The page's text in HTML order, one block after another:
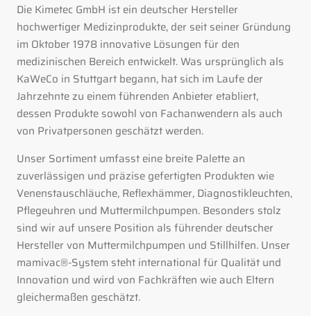
Die Kimetec GmbH ist ein deutscher Hersteller
hochwertiger Medizinprodukte, der seit seiner Gründung
im Oktober 1978 innovative Lösungen für den
medizinischen Bereich entwickelt. Was ursprünglich als
KaWeCo in Stuttgart begann, hat sich im Laufe der
Jahrzehnte zu einem führenden Anbieter etabliert,
dessen Produkte sowohl von Fachanwendern als auch
von Privatpersonen geschätzt werden.
Unser Sortiment umfasst eine breite Palette an
zuverlässigen und präzise gefertigten Produkten wie
Venenstauschläuche, Reflexhämmer, Diagnostikleuchten,
Pflegeuhren und Muttermilchpumpen. Besonders stolz
sind wir auf unsere Position als führender deutscher
Hersteller von Muttermilchpumpen und Stillhilfen. Unser
mamivac®-System steht international für Qualität und
Innovation und wird von Fachkräften wie auch Eltern
gleichermaßen geschätzt.